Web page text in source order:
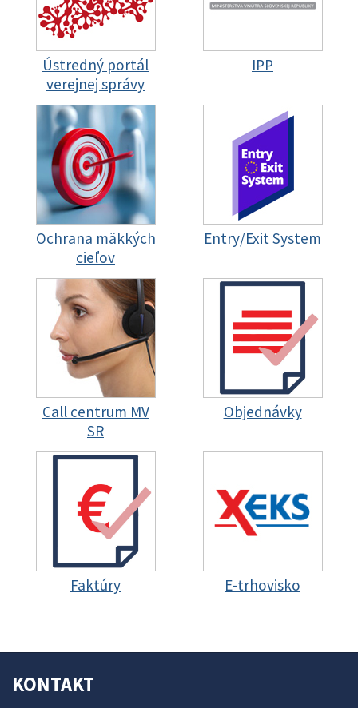
Ústredný portál
verejnej správy
IPP
Ochrana mäkkých
cieľov
Entry/Exit System
Call centrum MV
SR
Objednávky
Faktúry E-trhovisko
KONTAKT